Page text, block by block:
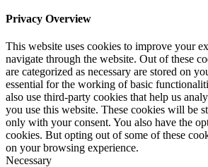
Privacy Overview
This website uses cookies to improve your
navigate through the website. Out of these
are categorized as necessary are stored on
essential for the working of basic
also use third-party cookies that help us
you use this website. These cookies will be
only with your consent. You also have the
cookies. But opting out of some of these
on your browsing experience.
Necessary